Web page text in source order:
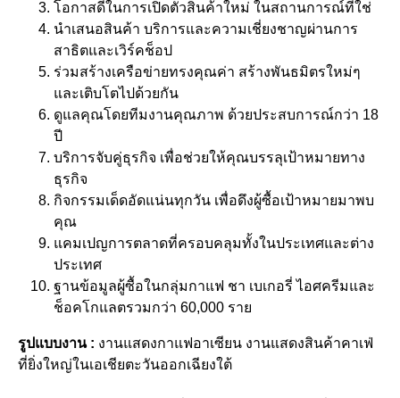
โอกาสดีในการเปิดตัวสินค้าใหม่ ในสถานการณ์ที่ใช่
นำเสนอสินค้า บริการและความเชี่ยงชาญผ่านการ
สาธิตและเวิร์คช็อป
ร่วมสร้างเครือข่ายทรงคุณค่า สร้างพันธมิตรใหม่ๆ
และเติบโตไปด้วยกัน
ดูแลคุณโดยทีมงานคุณภาพ ด้วยประสบการณ์กว่า 18
ปี
บริการจับคู่ธุรกิจ เพื่อช่วยให้คุณบรรลุเป้าหมายทาง
ธุรกิจ
กิจกรรมเด็ดอัดแน่นทุกวัน เพื่อดึงผู้ซื้อเป้าหมายมาพบ
คุณ
แคมเปญการตลาดที่ครอบคลุมทั้งในประเทศและต่าง
ประเทศ
ฐานข้อมูลผู้ซื้อในกลุ่มกาแฟ ชา เบเกอรี่ ไอศครีมและ
ช็อคโกแลตรวมกว่า 60,000 ราย
รูปแบบงาน : งานแสดงกาแฟอาเซียน งานแสดงสินค้าคาเฟ่
ที่ยิ่งใหญ่ในเอเชียตะวันออกเฉียงใต้